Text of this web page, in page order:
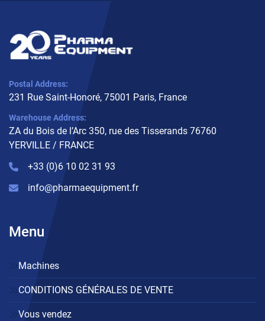
Postal Address:
231 Rue Saint-Honoré, 75001 Paris, France
Warehouse Address:
ZA du Bois de l’Arc 350, rue des Tisserands 76760
YERVILLE / FRANCE
+33 (0)6 10 02 31 93
info@pharmaequipment.fr
Menu
Machines
CONDITIONS GÉNÉRALES DE VENTE
Vous vendez